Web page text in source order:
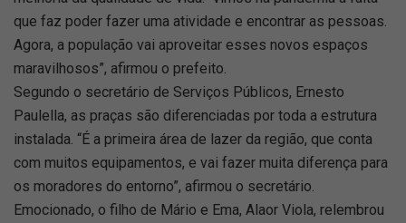
que faz poder fazer uma atividade e encontrar as pessoas.
Agora, a população vai aproveitar esses novos espaços
maravilhosos”, afirmou o prefeito.
Segundo o secretário de Serviços Públicos, Ernesto
Paulella, as praças são diferenciadas por toda a estrutura
instalada. “É a primeira área de lazer da região, que conta
com muitos equipamentos, e vai fazer muita diferença para
os moradores do entorno”, afirmou o secretário.
Emocionado, o filho de Mário e Ema, Alaor Viola, relembrou